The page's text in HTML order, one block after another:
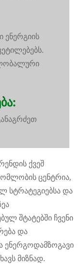
ქვეშ
ცენტრია,
და
შტატებში ჩვენი
და
ენერგოდამზოგავი
მიზნად.